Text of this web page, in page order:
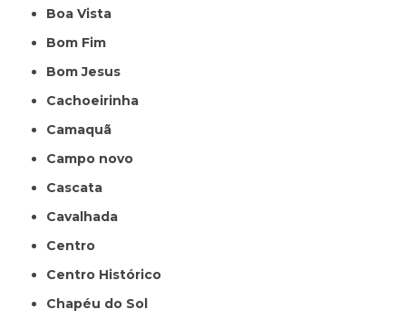
Boa Vista
Bom Fim
Bom Jesus
Cachoeirinha
Camaquã
Campo novo
Cascata
Cavalhada
Centro
Centro Histórico
Chapéu do Sol